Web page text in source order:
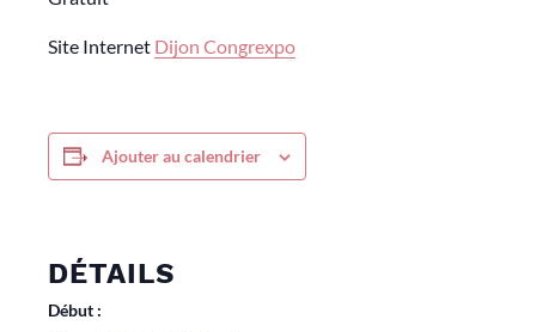
Site Internet Dijon Congrexpo
Ajouter au calendrier
DÉTAILS
Début :